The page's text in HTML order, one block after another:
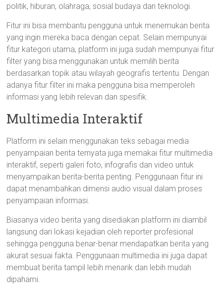
politik, hiburan, olahraga, sosial budaya dan teknologi.
Fitur ini bisa membantu pengguna untuk menemukan berita
yang ingin mereka baca dengan cepat. Selain mempunyai
fitur kategori utama, platform ini juga sudah mempunyai fitur
filter yang bisa menggunakan untuk memilih berita
berdasarkan topik atau wilayah geografis tertentu. Dengan
adanya fitur filter ini maka pengguna bisa memperoleh
informasi yang lebih relevan dan spesifik.
Multimedia Interaktif
Platform ini selain menggunakan teks sebagai media
penyampaian berita ternyata juga memakai fitur multimedia
interaktif, seperti galeri foto, infografis dan video untuk
menyampaikan berita-berita penting. Penggunaan fitur ini
dapat menambahkan dimensi audio visual dalam proses
penyampaian informasi.
Biasanya video berita yang disediakan platform ini diambil
langsung dari lokasi kejadian oleh reporter profesional
sehingga pengguna benar-benar mendapatkan berita yang
akurat sesuai fakta. Penggunaan multimedia ini juga dapat
membuat berita tampil lebih menarik dan lebih mudah
dipahami.